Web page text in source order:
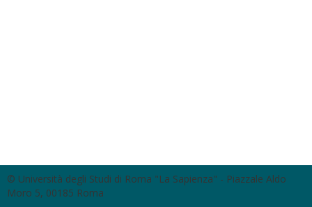
© Università degli Studi di Roma "La Sapienza" - Piazzale Aldo
Moro 5, 00185 Roma